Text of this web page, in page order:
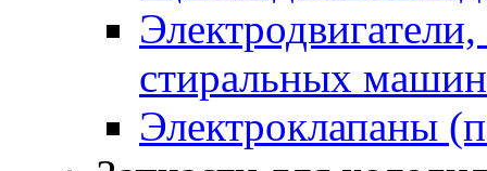
стиральных машин
Электроклапаны